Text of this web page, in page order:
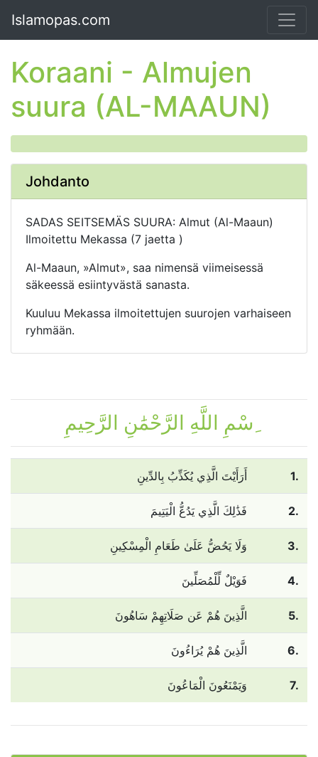
Islamopas.com
Koraani - Almujen
suura (AL-MAAUN)
Johdanto
SADAS SEITSEMÄS SUURA: Almut (Al-Maaun)
Ilmoitettu Mekassa (7 jaetta )
Al-Maaun, »Almut», saa nimensä viimeisessä
säkeessä esiintyvästä sanasta.
Kuuluu Mekassa ilmoitettujen suurojen varhaiseen
ryhmään.
ِسْمِ اللَّهِ الرَّحْمَٰنِ الرَّحِيمِ
أَرَأَيْتَ الَّذِي يُكَذِّبُ بِالدِّينِ 1.
فَذَٰلِكَ الَّذِي يَدُعُّ الْيَتِيمَ 2.
وَلَا يَحُضُّ عَلَىٰ طَعَامِ الْمِسْكِينِ 3.
فَوَيْلٌ لِّلْمُصَلِّينَ 4.
الَّذِينَ هُمْ عَن صَلَاتِهِمْ سَاهُونَ 5.
الَّذِينَ هُمْ يُرَاءُونَ 6.
وَيَمْنَعُونَ الْمَاعُونَ 7.